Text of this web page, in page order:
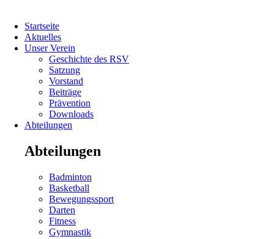
überspringen
Startseite
Aktuelles
Unser Verein
Geschichte des RSV
Satzung
Vorstand
Beiträge
Prävention
Downloads
Abteilungen
Abteilungen
Navigation
überspringen
Badminton
Basketball
Bewegungssport
Darten
Fitness
Gymnastik